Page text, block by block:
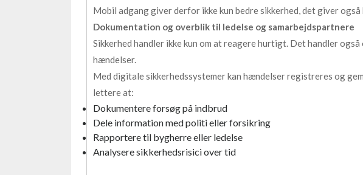
Mobil adgang giver derfor ikke kun bedre sikkerhed, det giver
Dokumentation og overblik til ledelse og samarbejdspartnere
Sikkerhed handler ikke kun om at reagere hurtigt. Det handler også
hændelser.
Med digitale sikkerhedssystemer kan hændelser registreres og
lettere at:
Dokumentere forsøg på indbrud
Dele information med politi eller forsikring
Rapportere til bygherre eller ledelse
Analysere sikkerhedsrisici over tid